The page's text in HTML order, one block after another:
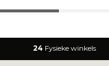
24 Fysieke winkels